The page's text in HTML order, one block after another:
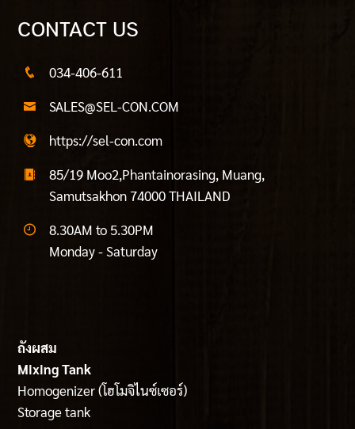
CONTACT US
034-406-611
SALES@SEL-CON.COM
https://sel-con.com
85/19 Moo2,Phantainorasing, Muang,
Samutsakhon 74000 THAILAND
8.30AM to 5.30PM
Monday - Saturday
ถังผสม
Mixing Tank
Homogenizer(โฮโมจิไนซ์เซอร์)
Storage tank